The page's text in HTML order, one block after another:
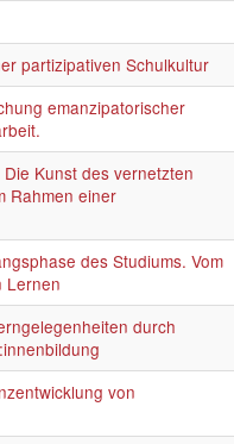
partizipativen Schulkultur
emanzipatorischer
Kunst des vernetzten
Rahmen einer
des Studiums. Vom
Lernen
durch
von